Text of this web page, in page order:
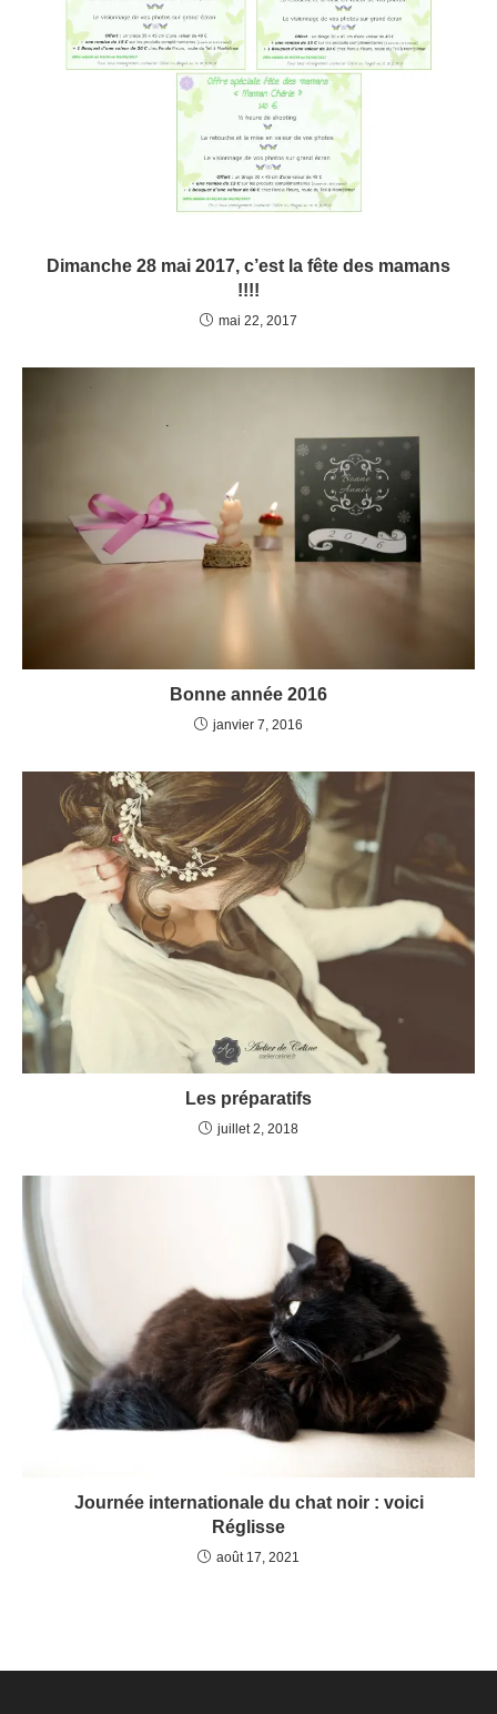
Dimanche 28 mai 2017, c’est la fête des mamans
!!!!
mai 22, 2017
Bonne année 2016
janvier 7, 2016
Les préparatifs
juillet 2, 2018
Journée internationale du chat noir : voici
Réglisse
août 17, 2021